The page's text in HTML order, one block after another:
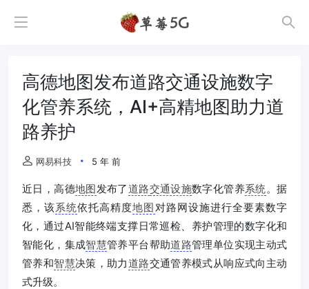
高德地图发布道路交通设施数字
化管养系统，AI+高精地图助力道
路养护
网易科技 5 年 前
近日，高德地图发布了道路交通设施数字化管养系统。据
悉，该系统依托高精度地图 对路网设施进行全要素数字
化，通过AI智能终端支撑日常巡检、养护管理的数字化和
智能化，集成智慧管养平台帮助道路管理单位实现主动式
管养和智慧决策，助力道路交通管养模式从响应式向主动
式升级。